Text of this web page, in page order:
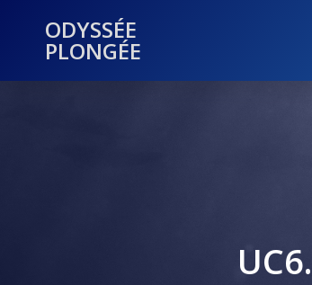
ODYSSÉE
PLONGÉE